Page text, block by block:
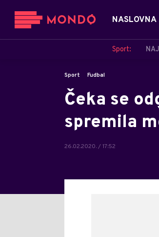
NASLOVNA
Sport:
Sport Fudbal
Čeka se
spremila
26.02.2020. / 17:52